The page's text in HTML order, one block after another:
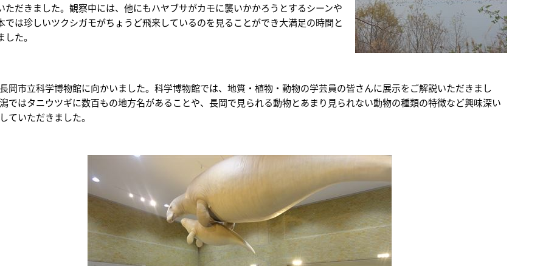
ただきました。観察中には、他にもハヤブサがカモに襲いかかろうとするシーンや
では珍しいツクシガモがちょうど飛来しているのを見ることができ大満足の時間と
した。
岡市立科学博物館に向かいました。科学博物館では、地質・植物・動物の学芸員の皆さんに展示をご解説いただきまし
ではタニウツギに数百もの地方名があることや、長岡で見られる動物とあまり見られない動物の種類の特徴など興味深い
ていただきました。